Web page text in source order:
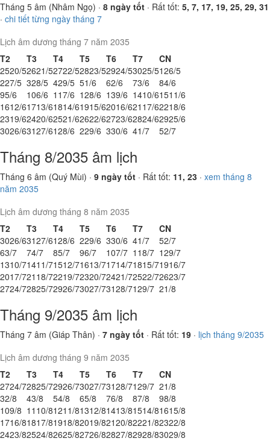
Tháng 5 âm (Nhâm Ngọ) · 8 ngày tốt · Rất tốt: 5, 7, 17, 19, 25, 29, 31
· chi tiết từng ngày tháng 7
Lịch âm dương tháng 7 năm 2035
T2
T3 T4 T5 T6 T7
CN
2520/52621/52722/52823/52924/53025/5126/5
227/5 328/5 429/5 51/6 62/6 73/6 84/6
95/6 106/6 117/6 128/6 139/6 1410/61511/6
1612/61713/61814/61915/62016/621 17/62218/6
2319/62420/62521/62622/62723/62824/62925/6
3026/63127/6128/6 229/6 330/6 41/7 52/7
Tháng 8/2035 âm lịch
Tháng 6 âm (Quý Mùi) · 9 ngày tốt · Rất tốt: 11, 23 · xem tháng 8
năm 2035
Lịch âm dương tháng 8 năm 2035
T2
T3 T4 T5 T6 T7
CN
3026/63127/6128/6 229/6 330/6 41/7 52/7
63/7 74/7 85/7 96/7 107/7 118/7 129/7
1310/71411/71512/71613/71714/71815/71916/7
2017/721 18/72219/72320/72421/72522/72623/7
2724/72825/72926/73027/73128/7129/7 21/8
Tháng 9/2035 âm lịch
Tháng 7 âm (Giáp Thân) · 7 ngày tốt · Rất tốt: 19 · lịch tháng 9/2035
Lịch âm dương tháng 9 năm 2035
T2
T3 T4 T5 T6 T7
CN
2724/72825/72926/73027/73128/7129/7 21/8
32/8 43/8 54/8 65/8 76/8 87/8 98/8
109/8 11 10/81211/81312/81413/81514/81615/8
1716/81817/81918/82019/82120/82221/82322/8
2423/82524/82625/82726/82827/82928/83029/8